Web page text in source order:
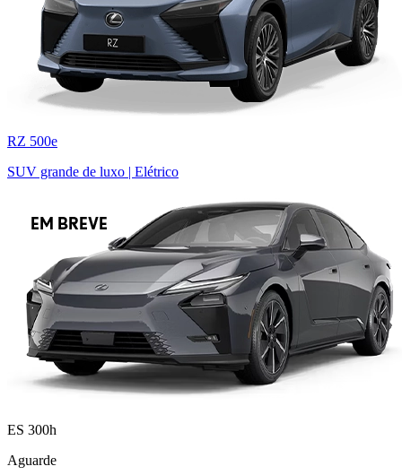
RZ 500e
SUV grande de luxo | Elétrico
ES 300h
Aguarde